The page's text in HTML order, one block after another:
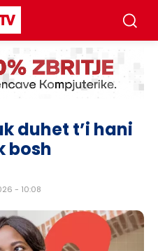
duhet t’i hani
bosh
- 10:08